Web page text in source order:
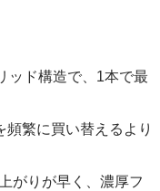
ッド構造で、1本で最
繁に買い替えるより
がりが早く、濃厚フ